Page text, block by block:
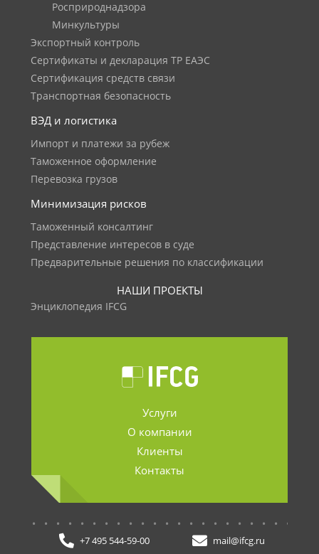
Росприроднадзора
Минкультуры
Экспортный контроль
Сертификаты и декларация ТР ЕАЭС
Сертификация средств связи
Транспортная безопасность
ВЭД и логистика
Импорт и платежи за рубеж
Таможенное оформление
Перевозка грузов
Минимизация рисков
Таможенный консалтинг
Представление интересов в суде
Предварительные решения по классификации
НАШИ ПРОЕКТЫ
Энциклопедия IFCG
Услуги
О компании
Клиенты
Контакты
+7 495 544-59-00 mail@ifcg.ru